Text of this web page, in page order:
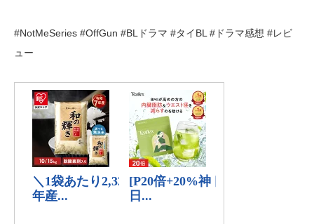
#NotMeSeries #OffGun #BLドラマ #タイBL #ドラマ感想 #レビ
ュー